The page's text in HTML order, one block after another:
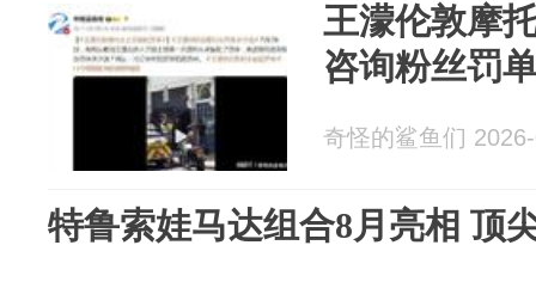
王濛伦敦摩
咨询粉丝罚
奇怪的鲨鱼们
特鲁索娃马达组合8月亮相 顶